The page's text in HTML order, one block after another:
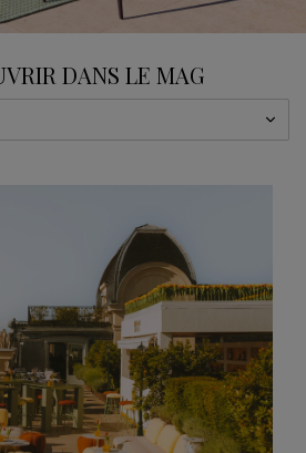
DANS LE MAG